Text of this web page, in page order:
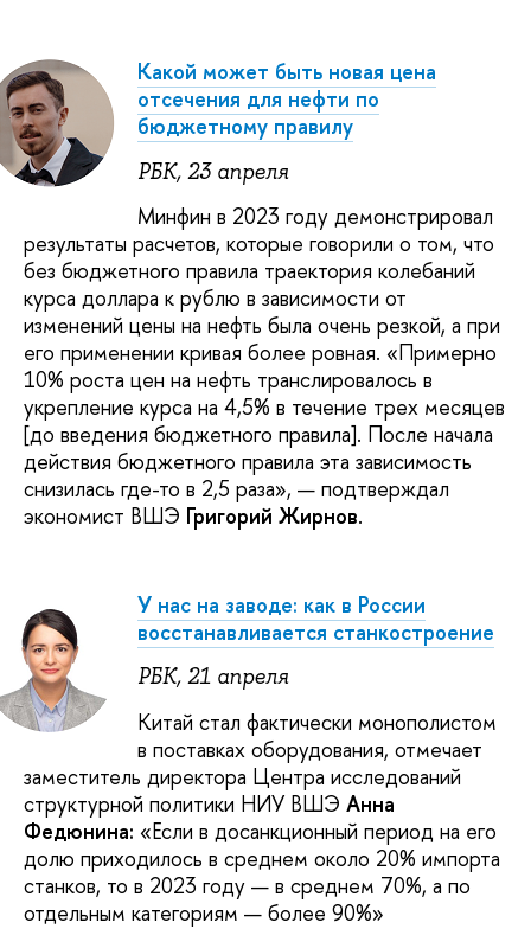
Какой может быть новая цена
отсечения для нефти по
бюджетному правилу
РБК, 23 апреля
Минфин в 2023 году демонстрировал
результаты расчетов, которые говорили о том, что
без бюджетного правила траектория колебаний
курса доллара к рублю в зависимости от
изменений цены на нефть была очень резкой, а при
его применении кривая более ровная. «Примерно
10% роста цен на нефть транслировалось в
укрепление курса на 4,5% в течение трех месяцев
[до введения бюджетного правила]. После начала
действия бюджетного правила эта зависимость
снизилась где-то в 2,5 раза», — подтверждал
экономист ВШЭ Григорий Жирнов.
У нас на заводе: как в России
восстанавливается станкостроение
РБК, 21 апреля
Китай стал фактически монополистом
в поставках оборудования, отмечает
заместитель директора Центра исследований
структурной политики НИУ ВШЭ Анна
Федюнина: «Если в досанкционный период на его
долю приходилось в среднем около 20% импорта
станков, то в 2023 году — в среднем 70%, а по
отдельным категориям — более 90%»